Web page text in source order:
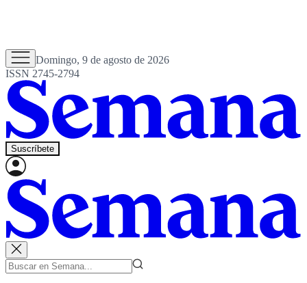
Domingo, 9 de agosto de 2026
ISSN 2745-2794
Suscríbete